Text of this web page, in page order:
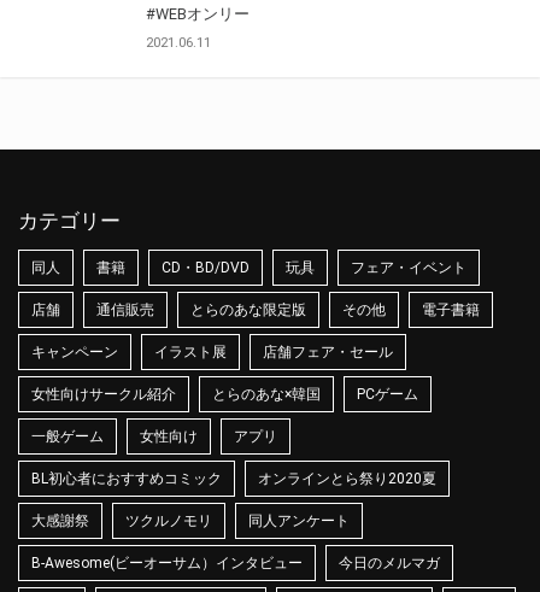
#WEBオンリー
2021.06.11
カテゴリー
同人 書籍 CD・BD/DVD 玩具 フェア・イベント
店舗 通信販売 とらのあな限定版 その他 電子書籍
キャンペーン イラスト展 店舗フェア・セール
女性向けサークル紹介 とらのあな×韓国 PCゲーム
一般ゲーム 女性向け アプリ
BL初心者におすすめコミック オンラインとら祭り2020夏
大感謝祭 ツクルノモリ 同人アンケート
B-Awesome(ビーオーサム）インタビュー 今日のメルマガ